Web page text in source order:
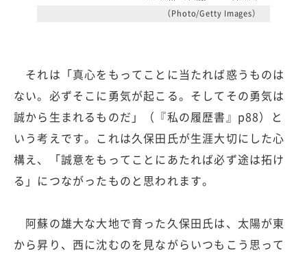
（Photo/Getty Images）
それは「真心をもってことに当たれば惑うものは
ない。必ずそこに勇気が起こる。そしてその勇気は
誠から生まれるものだ」（『私の履歴書』p88）と
いう考えです。これは久保田氏が生涯大切にした心
構え、「誠意をもってことにあたれば必ず途は拓け
る」につながったものと思われます。
阿蘇の雄大な大地で育った久保田氏は、太陽が東
から昇り、西に沈むのを見ながらいつもこう思って